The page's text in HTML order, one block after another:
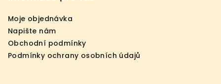
Moje objednávka
Napište nám
Obchodní podmínky
Podmínky ochrany osobních údajů